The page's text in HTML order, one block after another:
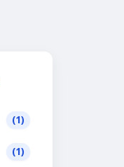
(1)
(1)